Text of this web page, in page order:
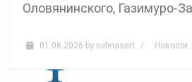
Оловянинского, Газимуро-
01.06.2026 by selinaaart / Новости